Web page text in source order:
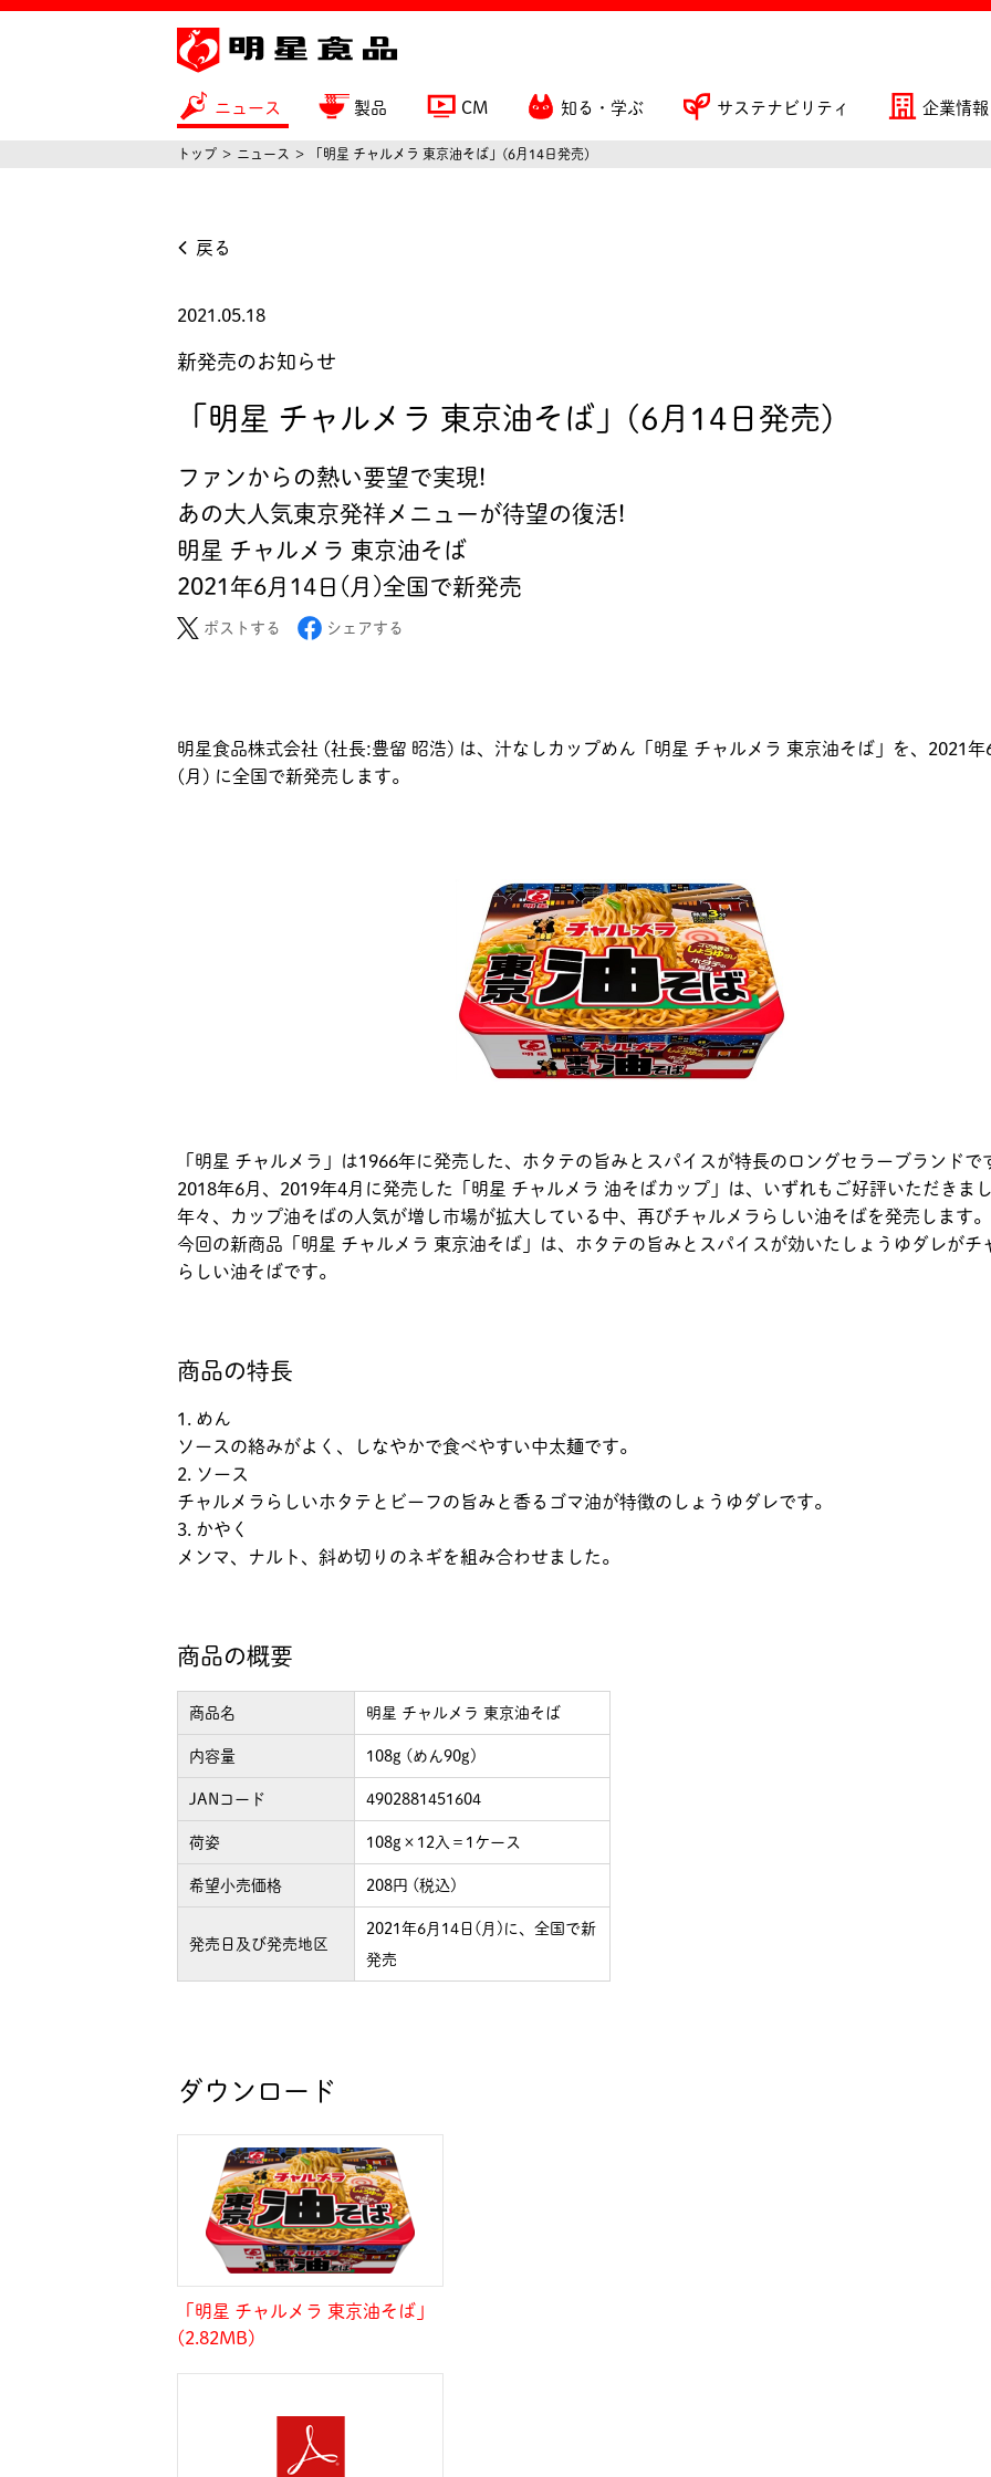
ニュース 製品 CM 知る・学ぶ サステナビリティ 企業情報
トップ ニュース 「明星 チャルメラ 東京油そば」(6月14日発売)
戻る
2021.05.18
新発売のお知らせ
「明星 チャルメラ 東京油そば」(6月14日発売)
ファンからの熱い要望で実現!
あの大人気東京発祥メニューが待望の復活!
明星 チャルメラ 東京油そば
2021年6月14日(月)全国で新発売
ポストする シェアする
明星食品株式会社 (社長:豊留 昭浩) は、汁なしカップめん「明星 チャルメラ 東京油そば」を、2021年
(月) に全国で新発売します。
「明星 チャルメラ」は1966年に発売した、ホタテの旨みとスパイスが特長のロングセラーブランドで
2018年6月、2019年4月に発売した「明星 チャルメラ 油そばカップ」は、いずれもご好評いただきま
年々、カップ油そばの人気が増し市場が拡大している中、再びチャルメラらしい油そばを発売します。
今回の新商品「明星 チャルメラ 東京油そば」は、ホタテの旨みとスパイスが効いたしょうゆダレがチ
らしい油そばです。
商品の特長
1. めん
ソースの絡みがよく、しなやかで食べやすい中太麺です。
2. ソース
チャルメラらしいホタテとビーフの旨みと香るゴマ油が特徴のしょうゆダレです。
3. かやく
メンマ、ナルト、斜め切りのネギを組み合わせました。
商品の概要
商品名 明星 チャルメラ 東京油そば
内容量 108g (めん90g)
JANコード 4902881451604
荷姿 108g×12入＝1ケース
希望小売価格 208円 (税込)
発売日及び発売地区
2021年6月14日(月)に、全国で新
発売
ダウンロード
「明星 チャルメラ 東京油そば」
(2.82MB)